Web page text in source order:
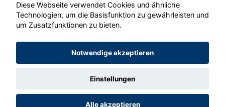
© konjunkturmotor.de GmbH 2020 - 2026
Diese Webseite verwendet Cookies und ähnliche
Technologien, um die Basisfunktion zu gewährleisten und
um Zusatzfunktionen zu bieten.
Notwendige akzeptieren
Einstellungen
Alle akzeptieren